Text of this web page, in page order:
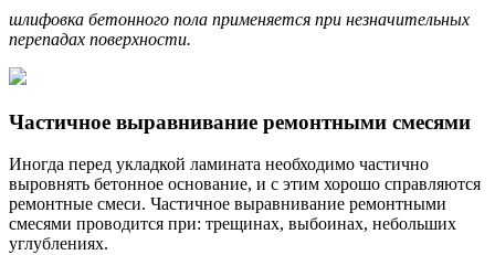
шлифовка бетонного пола применяется при незначительных
перепадах поверхности.
Частичное выравнивание ремонтными смесями
Иногда перед укладкой ламината необходимо частично
выровнять бетонное основание, и с этим хорошо справляются
ремонтные смеси. Частичное выравнивание ремонтными
смесями проводится при: трещинах, выбоинах, небольших
углублениях.